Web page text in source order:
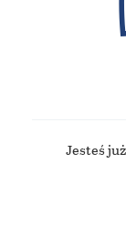
Jesteś